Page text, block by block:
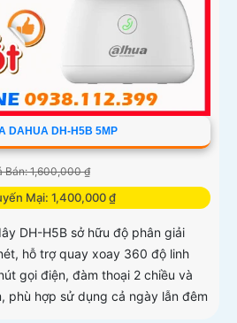
DAHUA DH-H5B 5MP
Bán: 1,600,000 ₫
Mại: 1,400,000 ₫
DH-H5B sở hữu độ phân giải
hỗ trợ quay xoay 360 độ linh
gọi điện, đàm thoại 2 chiều và
phù hợp sử dụng cả ngày lẫn đêm